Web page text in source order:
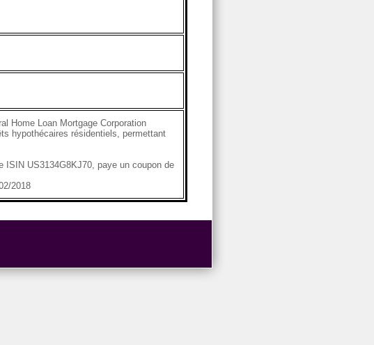
Home Loan Mortgage Corporation
hypothécaires résidentiels, permettant
ISIN US3134G8KJ70, paye un coupon de
2018